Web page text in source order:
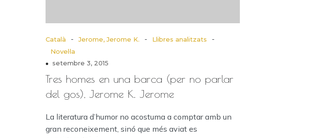
Català - Jerome, Jerome K. - Llibres analitzats -
Novel·la
setembre 3, 2015
Tres homes en una barca (per no parlar
del gos), Jerome K. Jerome
La literatura d’humor no acostuma a comptar amb un
gran reconeixement, sinó que més aviat es